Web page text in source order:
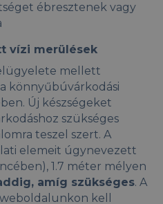
ébresztenek vagy
vízi merülések
mellett
könnyűbúvárkodási
Új készségeket
szükséges
teszel szert. A
elemeit úgynevezett
1.7 méter mélyen
amíg szükséges. A
kell